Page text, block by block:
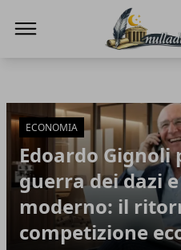
Articoli in Evidenza
ECONOMIA
Edoardo Gignoli
guerra dei dazi
moderno: il
competizione